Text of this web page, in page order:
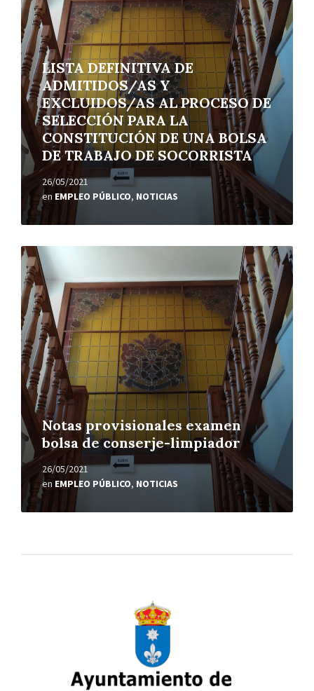
LISTA DEFINITIVA DE
ADMITIDOS/AS Y
EXCLUIDOS/AS AL PROCESO DE
SELECCIÓN PARA LA
CONSTITUCIÓN DE UNA BOLSA
DE TRABAJO DE SOCORRISTA
26/05/2021
en EMPLEO PÚBLICO, NOTICIAS
Notas provisionales examen
bolsa de conserje-limpiador
26/05/2021
en EMPLEO PÚBLICO, NOTICIAS
Leer
más